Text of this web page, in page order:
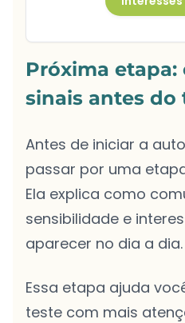
Próxima etapa:
sinais antes do
Antes de iniciar a
passar por uma
Ela explica como
sensibilidade e
aparecer no dia a dia.
Essa etapa ajuda
teste com mais